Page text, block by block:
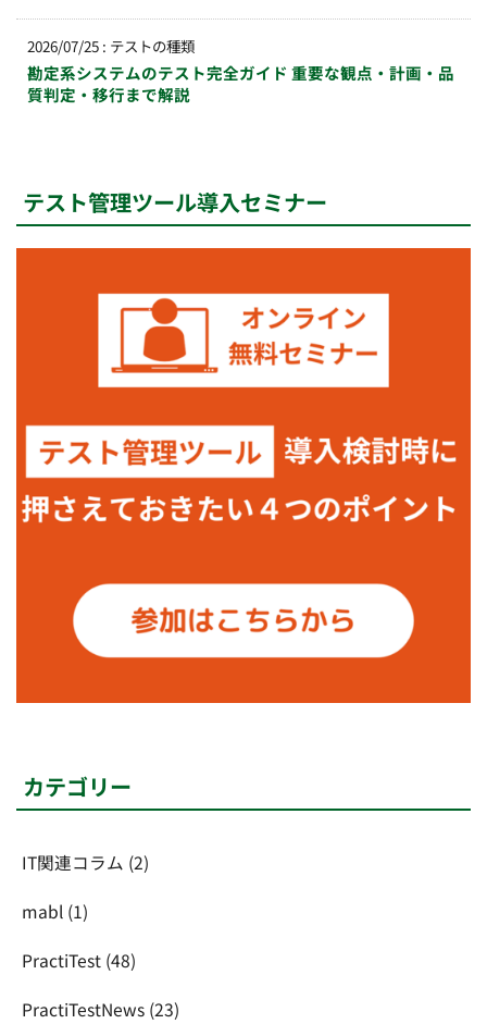
2026/07/25 : テストの種類
勘定系システムのテスト完全ガイド 重要な観点・計画・品
質判定・移行まで解説
テスト管理ツール導入セミナー
カテゴリー
IT関連コラム (2)
mabl (1)
PractiTest (48)
PractiTestNews (23)